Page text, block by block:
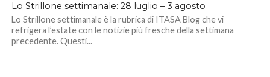
Lo Strillone settimanale: 28 luglio – 3 agosto
Lo Strillone settimanale è la rubrica di ITASA Blog che vi
refrigera l’estate con le notizie più fresche della settimana
precedente. Questi...